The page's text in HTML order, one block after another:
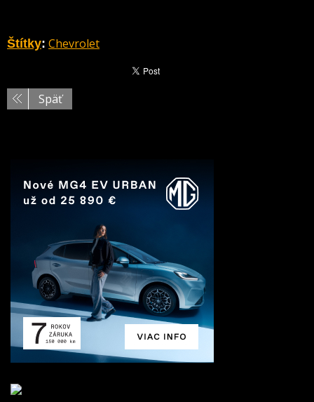
Štítky: Chevrolet
Späť